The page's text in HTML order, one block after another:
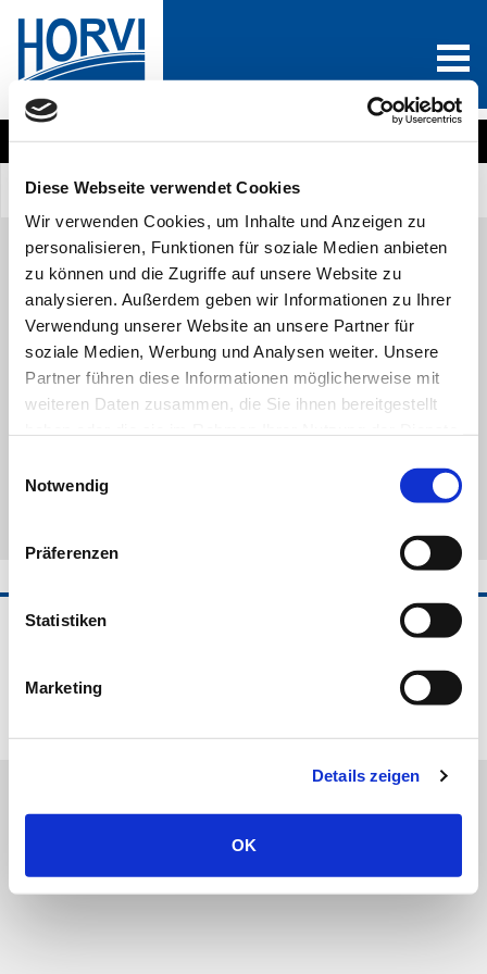
Diese Webseite verwendet Cookies
Wir verwenden Cookies, um Inhalte und Anzeigen zu
personalisieren, Funktionen für soziale Medien anbieten
zu können und die Zugriffe auf unsere Website zu
analysieren. Außerdem geben wir Informationen zu Ihrer
Verwendung unserer Website an unsere Partner für
soziale Medien, Werbung und Analysen weiter. Unsere
Partner führen diese Informationen möglicherweise mit
weiteren Daten zusammen, die Sie ihnen bereitgestellt
Cookies, wenn Sie unsere Webseite weiterhin nutzen.
Notwendig
Präferenzen
Statistiken
Marketing
Details zeigen
OK
Wählen Sie eine Produktkategorie
Sind Sie Neukunde? Anmelden
Alle Produkte A B C D E F G H I
J
K
L M N O P Q R S T U
W
X Y Z
Leider konnten wir keine passenden Produkte für Ihre Suche finden.
Frachtkosten und Lieferzeit
Widerrufsbelehrung